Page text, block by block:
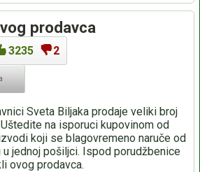
prodavca
3235 2
Sveta Biljaka prodaje veliki broj
na isporuci kupovinom od
koji se blagovremeno naruče od
jednoj pošiljci. Ispod porudžbenice
ovog prodavca.